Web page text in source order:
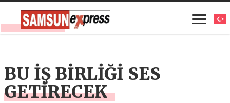
BU İŞ BİRLİĞİ SES
GETİRECEK